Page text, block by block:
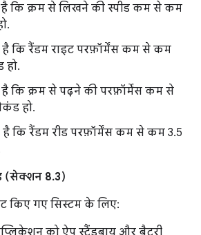
कि क्रम से लिखने की स्पीड कम से कम
कि रैंडम राइट परफ़ॉर्मेंस कम से कम
हो.
कि क्रम से पढ़ने की परफ़ॉर्मेंस कम से
हो.
कि रैंडम रीड परफ़ॉर्मेंस कम से कम 3.5
(सेक्शन 8.3)
किए गए सिस्टम के लिए:
को ऐप स्टैंडबाय और बैटरी